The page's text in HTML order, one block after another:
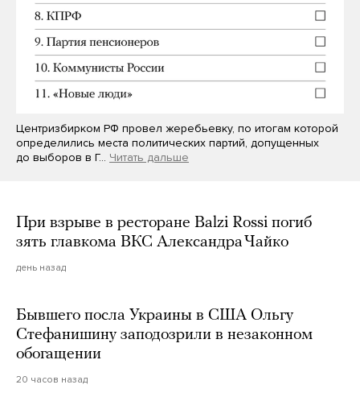
Центризбирком РФ провел жеребьевку, по итогам которой
определились места политических партий, допущенных
до выборов в Г… Читать дальше
При взрыве в ресторане Balzi Rossi погиб
зять главкома ВКС Александра Чайко
день назад
Бывшего посла Украины в США Ольгу
Стефанишину заподозрили в незаконном
обогащении
20 часов назад